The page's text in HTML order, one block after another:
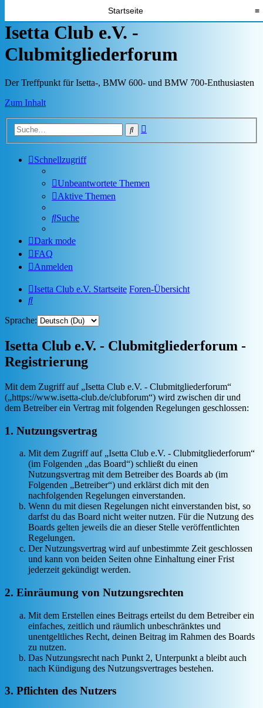
Startseite ≡
Isetta Club e.V. -
Clubmitgliederforum
Der Treffpunkt für Isetta-, BMW 600- und BMW 700-Enthusiasten
Zum Inhalt
Suche
Schnellzugriff
Unbeantwortete Themen
Aktive Themen
Suche
Dark mode
FAQ
Anmelden
Isetta Club e.V. Startseite Foren-Übersicht
Suche
Sprache:
Isetta Club e.V. - Clubmitgliederforum -
Registrierung
Mit dem Zugriff auf „Isetta Club e.V. - Clubmitgliederforum“
(„https://www.isetta-club.de/clubforum“) wird zwischen dir und
dem Betreiber ein Vertrag mit folgenden Regelungen geschlossen:
1. Nutzungsvertrag
Mit dem Zugriff auf „Isetta Club e.V. - Clubmitgliederforum“
(im Folgenden „das Board“) schließt du einen
Nutzungsvertrag mit dem Betreiber des Boards ab (im
Folgenden „Betreiber“) und erklärst dich mit den
nachfolgenden Regelungen einverstanden.
Wenn du mit diesen Regelungen nicht einverstanden bist, so
darfst du das Board nicht weiter nutzen. Für die Nutzung des
Boards gelten jeweils die an dieser Stelle veröffentlichten
Regelungen.
Der Nutzungsvertrag wird auf unbestimmte Zeit geschlossen
und kann von beiden Seiten ohne Einhaltung einer Frist
jederzeit gekündigt werden.
2. Einräumung von Nutzungsrechten
Mit dem Erstellen eines Beitrags erteilst du dem Betreiber ein
einfaches, zeitlich und räumlich unbeschränktes und
unentgeltliches Recht, deinen Beitrag im Rahmen des Boards
zu nutzen.
Das Nutzungsrecht nach Punkt 2, Unterpunkt a bleibt auch
nach Kündigung des Nutzungsvertrages bestehen.
3. Pflichten des Nutzers